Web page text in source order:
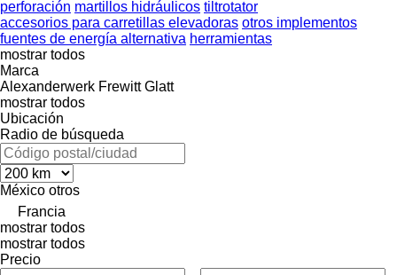
perforación martillos hidráulicos tiltrotator
accesorios para carretillas elevadoras otros implementos
fuentes de energía alternativa herramientas
mostrar todos
Marca
Alexanderwerk Frewitt Glatt
mostrar todos
Ubicación
Radio de búsqueda
México otros
Francia
mostrar todos
mostrar todos
Precio